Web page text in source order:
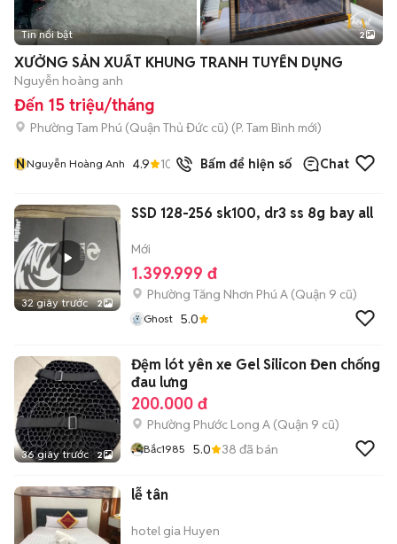
Tin nổi bật 2
XƯỞNG SẢN XUẤT KHUNG TRANH TUYỂN DỤNG
Nguyễn hoàng anh
Đến 15 triệu/tháng
Phường Tam Phú (Quận Thủ Đức cũ) (P. Tam Bình mới)
NNguyễn Hoàng Anh 4.9 10 đã bánBấm để hiện số Chat
32 giây trước 2
SSD 128-256 sk100, dr3 ss 8g bay all
Mới
1.399.999 đ
Phường Tăng Nhơn Phú A (Quận 9 cũ)
Ghost 5.0
36 giây trước 2
Đệm lót yên xe Gel Silicon Đen chống
đau lưng
200.000 đ
Phường Phước Long A (Quận 9 cũ)
Bắc1985 5.0 38 đã bán
lễ tân
hotel gia Huyen